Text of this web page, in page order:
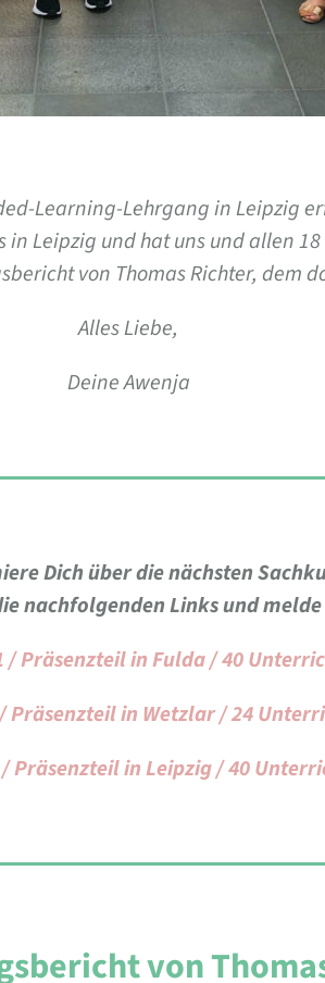
Learning-Lehrgang in Leipzig
Leipzig und hat uns und allen
von Thomas Richter, dem
Alles Liebe,
Deine Awenja
Dich über die nächsten
nachfolgenden Links und
/ Präsenzteil in Fulda / 40
Präsenzteil in Wetzlar / 24
Präsenzteil in Leipzig / 40
von